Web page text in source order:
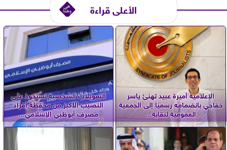
الأعلى قراءة
الإعلامية أميرة عبيد تهنئ ياسر
خفاجي بانضمامه رسميًا إلى الجمعية
العمومية لنقابة...
التمويلات الشخصية تستحوذ على
النصيب الأكبر من محفظة أفراد
مصرف أبوظبي الإسلامي...